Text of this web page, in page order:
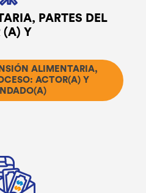
PARTES DEL
(A) Y
ALIMENTARIA,
ACTOR(A) Y